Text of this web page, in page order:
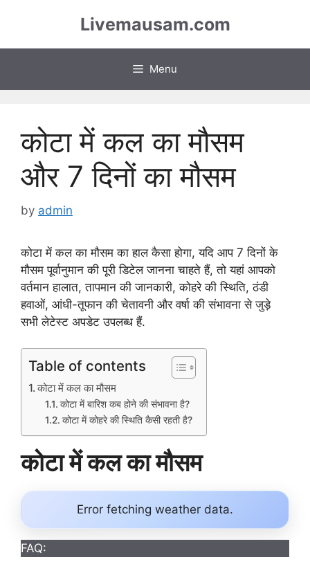
Livemausam.com
Menu
कोटा में कल का मौसम
और 7 दिनों का मौसम
by admin
कोटा में कल का मौसम का हाल कैसा होगा, यदि आप 7 दिनों के
मौसम पूर्वानुमान की पूरी डिटेल जानना चाहते हैं, तो यहां आपको
वर्तमान हालात, तापमान की जानकारी, कोहरे की स्थिति, ठंडी
हवाओं, आंधी-तूफान की चेतावनी और वर्षा की संभावना से जुड़े
सभी लेटेस्ट अपडेट उपलब्ध हैं.
Table of contents
कोटा में कल का मौसम
कोटा में बारिश कब होने की संभावना है?
कोटा में कोहरे की स्थिति कैसी रहती है?
कोटा में कल का मौसम
Error fetching weather data.
FAQ: